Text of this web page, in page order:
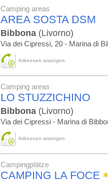
Camping areas
AREA SOSTA DSM
Bibbona (Livorno)
Via dei Cipressi, 20 - Marina di
Adressen anzeigen
Camping areas
LO STUZZICHINO
Bibbona (Livorno)
Via dei Cipressi - Marina di
Adressen anzeigen
Campingplätze
CAMPING LA FOCE